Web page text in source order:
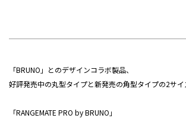
「BRUNO」とのデザインコラボ製品、
好評発売中の丸型タイプと新発売の角型タイプの2サイ
「RANGEMATE PRO by BRUNO」